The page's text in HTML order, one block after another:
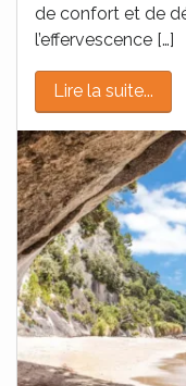
de confort et de
l’effervescence […]
Lire la suite...